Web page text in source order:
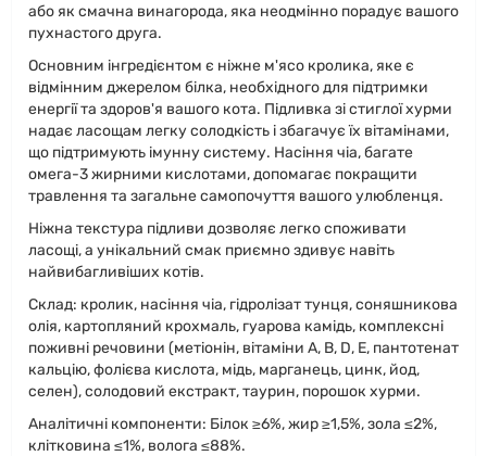
або як смачна винагорода, яка неодмінно порадує вашого
пухнастого друга.
Основним інгредієнтом є ніжне м'ясо кролика, яке є
відмінним джерелом білка, необхідного для підтримки
енергії та здоров'я вашого кота. Підливка зі стиглої хурми
надає ласощам легку солодкість і збагачує їх вітамінами,
що підтримують імунну систему. Насіння чіа, багате
омега-3 жирними кислотами, допомагає покращити
травлення та загальне самопочуття вашого улюбленця.
Ніжна текстура підливи дозволяє легко споживати
ласощі, а унікальний смак приємно здивує навіть
найвибагливіших котів.
Склад: кролик, насіння чіа, гідролізат тунця, соняшникова
олія, картопляний крохмаль, гуарова камідь, комплексні
поживні речовини (метіонін, вітаміни А, В, D, Е, пантотенат
кальцію, фолієва кислота, мідь, марганець, цинк, йод,
селен), солодовий екстракт, таурин, порошок хурми.
Аналітичні компоненти: Білок ≥6%, жир ≥1,5%, зола ≤2%,
клітковина ≤1%, волога ≤88%.